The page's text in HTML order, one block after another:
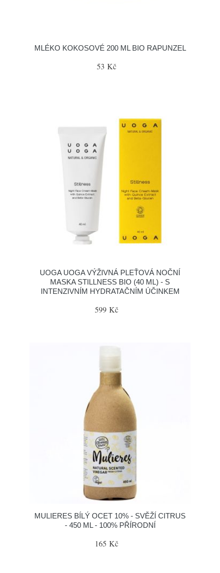
MLÉKO KOKOSOVÉ 200 ML BIO RAPUNZEL
53 Kč
UOGA UOGA VÝŽIVNÁ PLEŤOVÁ NOČNÍ
MASKA STILLNESS BIO (40 ML) - S
INTENZIVNÍM HYDRATAČNÍM ÚČINKEM
599 Kč
MULIERES BÍLÝ OCET 10% - SVĚŽÍ CITRUS
- 450 ML - 100% PŘÍRODNÍ
165 Kč